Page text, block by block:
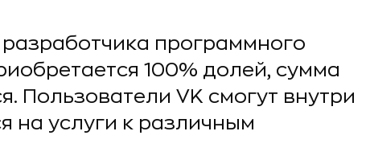
программного
100% долей, сумма
Пользователи VK смогут внутри
на услуги к различным